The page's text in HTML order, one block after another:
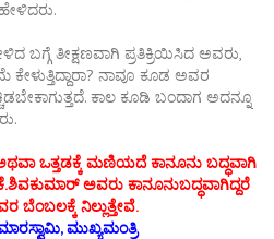
ಬಗ್ಗೆ ತೀಕ್ಷಣವಾಗಿ ಪ್ರತಿಕ್ರಿಯಿಸಿದ ಅವರು,
ನಾವೂ ಕೂಡ ಅವರ
ಕಾಲ ಕೂಡಿ ಬಂದಾಗ ಅದನ್ನೂ
ಅಥವಾ ಒತ್ತಡಕ್ಕೆ ಮಣಿಯದೆ ಕಾನೂನು ಬದ್ಧವಾಗಿ
ಅವರು ಕಾನೂನುಬದ್ಧವಾಗಿದ್ದರೆ
ಬೆಂಬಲಕ್ಕೆ ನಿಲ್ಲುತ್ತೇವೆ.
ಮುಖ್ಯಮಂತ್ರಿ